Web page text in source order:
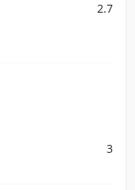
2.7
3